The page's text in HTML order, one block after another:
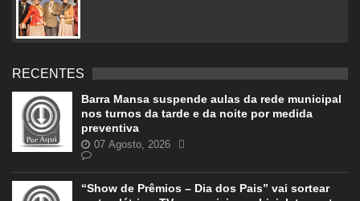
RECENTES
Barra Mansa suspende aulas da rede municipal
nos turnos da tarde e da noite por medida
preventiva
07 Agosto, 2026
“Show de Prêmios – Dia dos Pais” vai sortear